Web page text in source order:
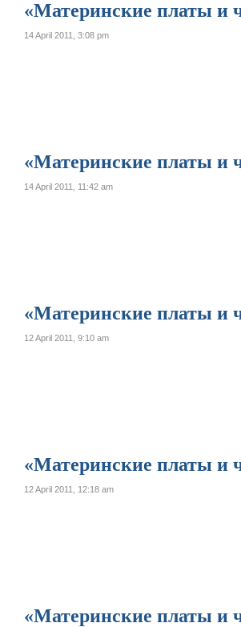
«Материнские платы и
14 April 2011, 3:08 pm
«Материнские платы и
14 April 2011, 11:42 am
«Материнские платы и
12 April 2011, 9:10 am
«Материнские платы и
12 April 2011, 12:18 am
«Материнские платы и